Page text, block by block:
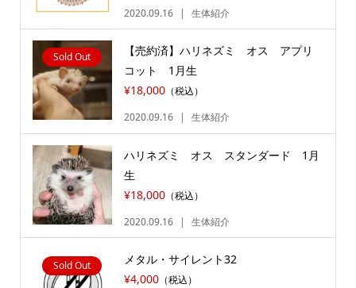
2020.09.16
生体紹介
Sold Out
【売約済】ハリネズミ オス アプリ
コット 1月生
¥18,000（税込）
2020.09.16
生体紹介
ハリネズミ オス スタンダード 1月
生
¥18,000（税込）
2020.09.16
生体紹介
Sold Out
メタル・サイレント32
¥4,000（税込）